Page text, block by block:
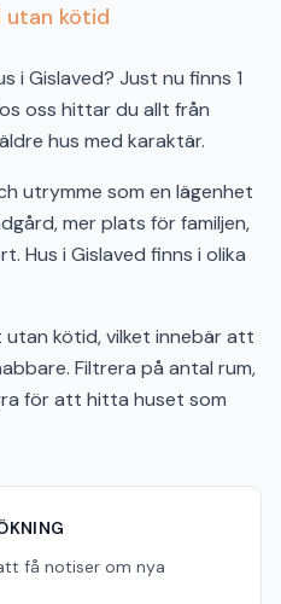
utan kötid
i Gislaved? Just nu finns 1
oss hittar du allt från
hus med karaktär.
utrymme som en lägenhet
mer plats för familjen,
Hus i Gislaved finns i olika
kötid, vilket innebär att
Filtrera på antal rum,
för att hitta huset som
få notiser om nya